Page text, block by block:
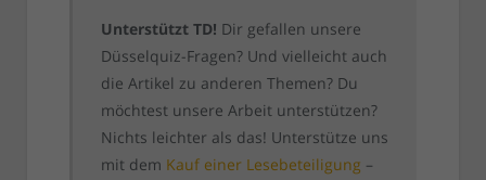
Unterstützt TD! Dir gefallen unsere
Düsselquiz-Fragen? Und vielleicht auch
die Artikel zu anderen Themen? Du
möchtest unsere Arbeit unterstützen?
Nichts leichter als das! Unterstütze uns
mit dem Kauf einer Lesebeteiligung –